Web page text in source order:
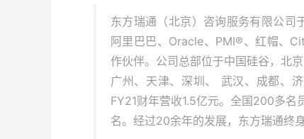
东方瑞通（北京）咨询服务有限公司
阿里巴巴、Oracle、PMI®、红帽、
作伙伴。公司总部位于中国硅谷，北
广州、天津、深圳、 武汉、成都、
FY21财年营收1.5亿元。全国200多
名。经过20余年的发展，东方瑞通终